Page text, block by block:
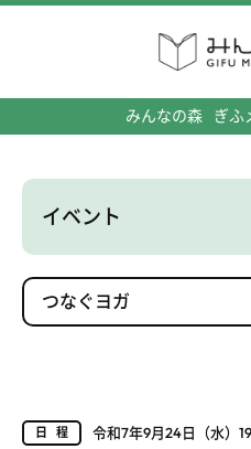
みんなの森 ぎふ
イベント
つなぐヨガ
日程 令和7年9月24日（水）